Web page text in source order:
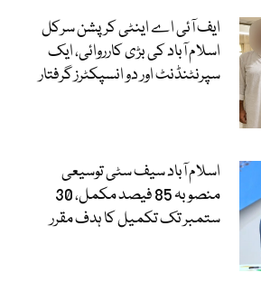
ایف آئی اے اینٹی کرپشن سرکل
اسلام آباد کی بڑی کارروائی، ایک
سپرنٹنڈنٹ اور دو انسپکٹرز گرفتار
اسلام آباد سیف سٹی توسیعی
منصوبہ 85 فیصد مکمل، 30
ستمبر تک تکمیل کا ہدف مقرر